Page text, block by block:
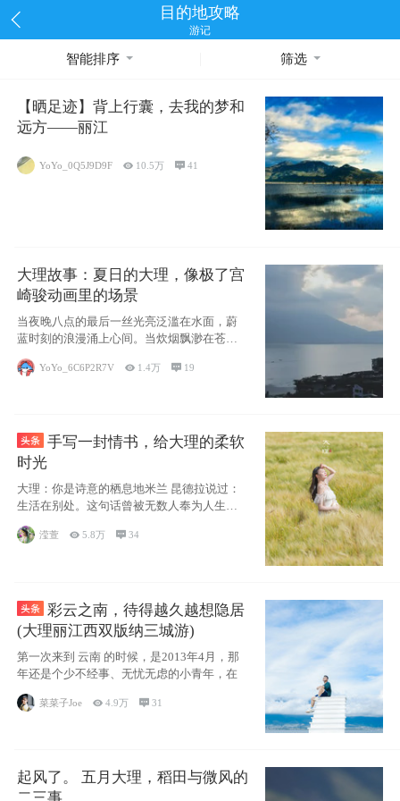
目的地攻略
游记
智能排序 筛选
【晒足迹】背上行囊，去我的梦和
远方——丽江
YoYo_0Q5J9D9F  10.5万 41
大理故事：夏日的大理，像极了宫
崎骏动画里的场景
当夜晚八点的最后一丝光亮泛滥在水面，蔚
蓝时刻的浪漫涌上心间。当炊烟飘渺在苍山
YoYo_6C6P2R7V  1.4万  19
手写一封情书，给大理的柔软
时光
大理：你是诗意的栖息地米兰 昆德拉说过：
生活在别处。这句话曾被无数人奉为人生信
条，并
滢萱 5.8万 34
彩云之南，待得越久越想隐居
(大理丽江西双版纳三城游)
第一次来到 云南 的时候，是2013年4月，那
年还是个少不经事、无忧无虑的小青年，在
菜菜子Joe 4.9万  31
起风了。 五月大理，稻田与微风的